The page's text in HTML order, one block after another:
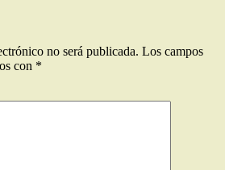
no será publicada. Los campos
con *